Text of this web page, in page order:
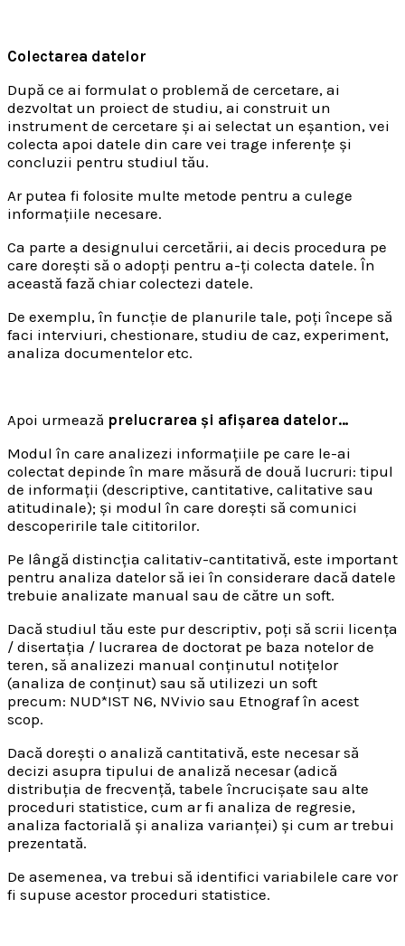
Colectarea datelor
După ce ai formulat o problemă de cercetare, ai
dezvoltat un proiect de studiu, ai construit un
instrument de cercetare și ai selectat un eșantion, vei
colecta apoi datele din care vei trage inferențe și
concluzii pentru studiul tău.
Ar putea fi folosite multe metode pentru a culege
informațiile necesare.
Ca parte a designului cercetării, ai decis procedura pe
care dorești să o adopți pentru a-ți colecta datele. În
această fază chiar colectezi datele.
De exemplu, în funcție de planurile tale, poți începe să
faci interviuri, chestionare, studiu de caz, experiment,
analiza documentelor etc.
Apoi urmează prelucrarea și afișarea datelor…
Modul în care analizezi informațiile pe care le-ai
colectat depinde în mare măsură de două lucruri: tipul
de informații (descriptive, cantitative, calitative sau
atitudinale); și modul în care dorești să comunici
descoperirile tale cititorilor.
Pe lângă distincția calitativ-cantitativă, este important
pentru analiza datelor să iei în considerare dacă datele
trebuie analizate manual sau de către un soft.
Dacă studiul tău este pur descriptiv, poți să scrii licența
/ disertația / lucrarea de doctorat pe baza notelor de
teren, să analizezi manual conținutul notițelor
(analiza de conținut) sau să utilizezi un soft
precum: NUD*IST N6, NVivio sau Etnograf în acest
scop.
Dacă dorești o analiză cantitativă, este necesar să
decizi asupra tipului de analiză necesar (adică
distribuția de frecvență, tabele încrucișate sau alte
proceduri statistice, cum ar fi analiza de regresie,
analiza factorială și analiza varianței) și cum ar trebui
prezentată.
De asemenea, va trebui să identifici variabilele care vor
fi supuse acestor proceduri statistice.